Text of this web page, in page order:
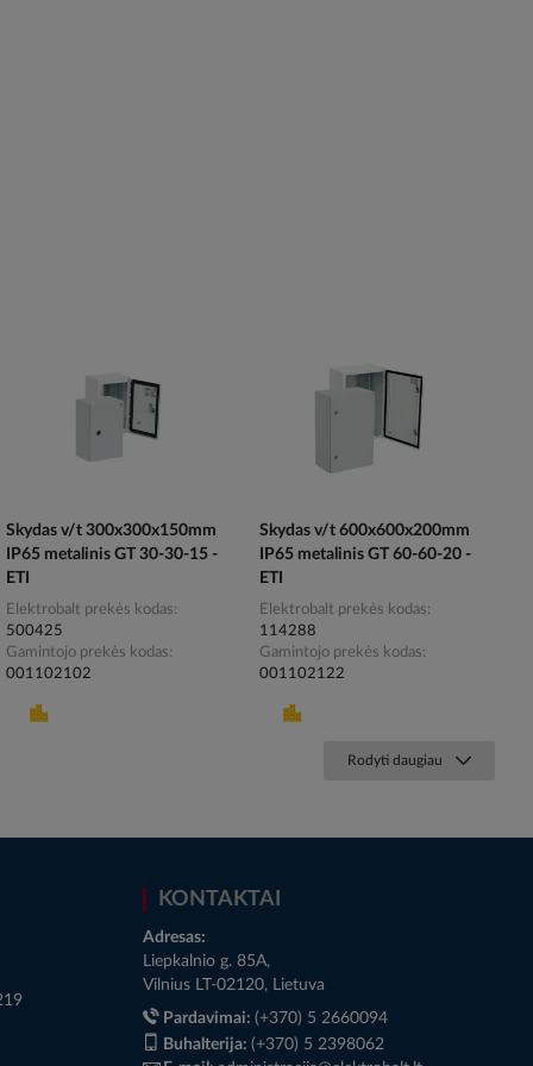
Skydas v/t 300x300x150mm
IP65 metalinis GT 30-30-15 -
ETI
Elektrobalt prekės kodas
500425
Gamintojo prekės kodas
001102102
Skydas v/t 600x600x200mm
IP65 metalinis GT 60-60-20 -
ETI
Elektrobalt prekės kodas
114288
Gamintojo prekės kodas
001102122
Rodyti daugiau
KONTAKTAI
Adresas:
Liepkalnio g. 85A,
Vilnius LT-02120, Lietuva
Pardavimai: (+370) 5 2660094
Buhalterija: (+370) 5 2398062